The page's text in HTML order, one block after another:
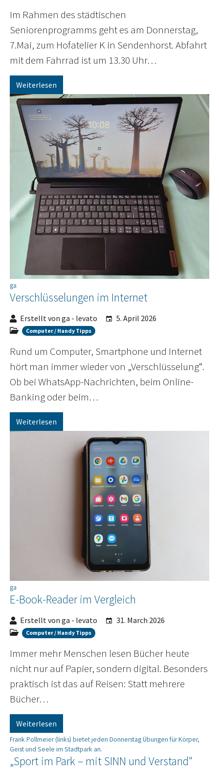
Im Rahmen des städtischen
Seniorenprogramms geht es am Donnerstag,
7.Mai, zum Hofatelier K in Sendenhorst. Abfahrt
mit dem Fahrrad ist um 13.30 Uhr…
Weiterlesen
ga
Verschlüsselungen im Internet
Erstellt von ga - levato 5. April 2026
Computer / Handy Tipps
Rund um Computer, Smartphone und Internet
hört man immer wieder von „Verschlüsselung“.
Ob bei WhatsApp-Nachrichten, beim Online-
Banking oder beim…
Weiterlesen
ga
E-Book-Reader im Vergleich
Erstellt von ga - levato 31. March 2026
Computer / Handy Tipps
Immer mehr Menschen lesen Bücher heute
nicht nur auf Papier, sondern digital. Besonders
praktisch ist das auf Reisen: Statt mehrere
Bücher…
Weiterlesen
Frank Pollmeier (links) bietet jeden Donnerstag Übungen für Körper,
Geist und Seele im Stadtpark an.
„Sport im Park – mit SINN und Verstand"